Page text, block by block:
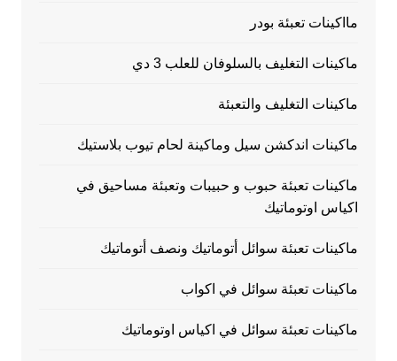
مااكينات تعبئة بودر
ماكينات التغليف بالسلوفان للعلب 3 دي
ماكينات التغليف والتعبئة
ماكينات اندكشن سيل وماكينة لحام تيوب بلاستيك
ماكينات تعبئة حبوب و حبيبات وتعبئة مساحيق في
اكياس اوتوماتيك
ماكينات تعبئة سوائل أتوماتيك ونصف أتوماتيك
ماكينات تعبئة سوائل في اكواب
ماكينات تعبئة سوائل في اكياس اوتوماتيك